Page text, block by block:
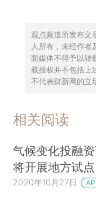
观点频道所发布文
人所有，未经作者
面媒体不得予以转
载授权并不包括上
不代表财新网的立
相关阅读
气候变化投融
将开展地方试点
2020年10月27日